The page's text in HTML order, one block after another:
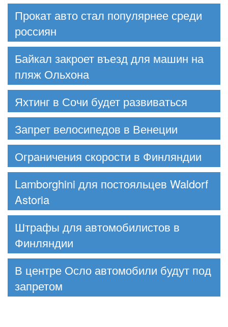
Прокат авто стал популярнее среди
россиян
Байкал закроет въезд для машин на
пляж Ольхона
Яхтинг в Сочи будет развиваться
Запрет велосипедов в Венеции
Ограничения скорости в Финляндии
Lamborghini для постояльцев Waldorf
Astoria
Штрафы для автомобилистов в
Финляндии
В центре Осло автомобили будут под
запретом